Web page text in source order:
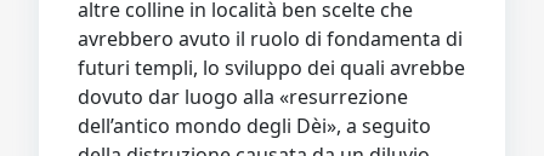
altre colline in località ben scelte che
avrebbero avuto il ruolo di fondamenta di
futuri templi, lo sviluppo dei quali avrebbe
dovuto dar luogo alla «resurrezione
dell’antico mondo degli Dèi», a seguito